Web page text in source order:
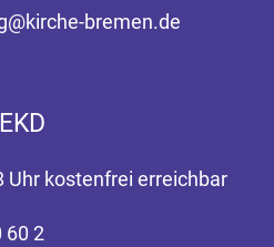
bremen.de
Uhr kostenfrei erreichbar
60 2